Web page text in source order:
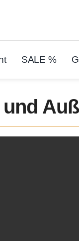
SALE %